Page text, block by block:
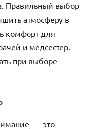
Правильный выбор
атмосферу в
комфорт для
и медсестер.
при выборе
— это